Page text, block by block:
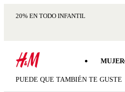
20% EN TODO INFANTIL
MUJER
PUEDE QUE TAMBIÉN TE GUSTE